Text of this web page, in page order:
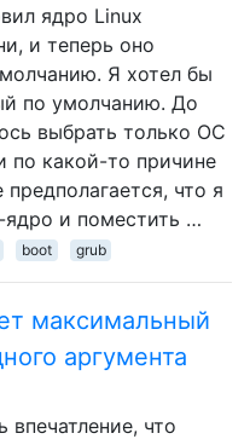
ядро ​​Linux
и теперь оно
Я хотел бы
по умолчанию. До
выбрать только ОС
по какой-то причине
что я
ядро и поместить …
boot grub
максимальный
аргумента
что